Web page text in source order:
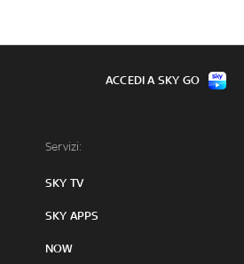
Servizi:
SKY TV
SKY APPS
NOW
ACCEDI A SKY GO